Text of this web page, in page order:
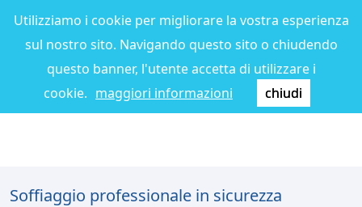
Utilizziamo i cookie per migliorare la vostra esperienza
sul nostro sito. Navigando questo sito o chiudendo
questo banner, l'utente accetta di utilizzare i
cookie. maggiori informazioni chiudi
Soffiaggio professionale in sicurezza